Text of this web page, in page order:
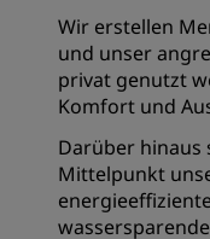
Wir erstellen
und unser
privat genutzt
Komfort und
Darüber hinaus
Mittelpunkt